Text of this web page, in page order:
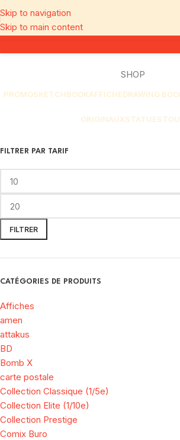
Skip to navigation
Skip to main content
SHOP
PROMOSKETCHBOOKAFFICHEDRAWING
ORIGINAUXSTATUES
FILTRER PAR TARIF
FILTRER
CATÉGORIES DE PRODUITS
Affiches
amen
attakus
BD
Bomb X
carte postale
Collection Classique (1/5e)
Collection Elite (1/10e)
Collection Prestige
Comix Buro